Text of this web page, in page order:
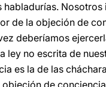
habladurías. Nosotros
de la objeción de
deberíamos
ley no escrita de
es la de las
de